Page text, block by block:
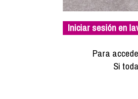
Iniciar sesión en
Para
Si